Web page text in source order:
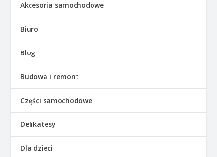
Akcesoria samochodowe
Biuro
Blog
Budowa i remont
Części samochodowe
Delikatesy
Dla dzieci